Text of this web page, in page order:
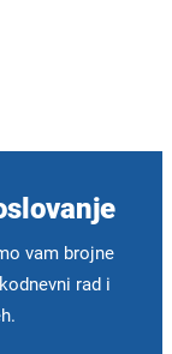
vam brojne
rad i